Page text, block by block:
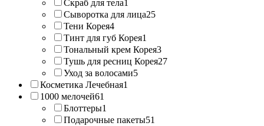
Скраб для тела1
Сыворотка для лица25
Тени Корея4
Тинт для губ Корея1
Тональный крем Корея3
Тушь для ресниц Корея27
Уход за волосами5
Косметика Лечебная1
1000 мелочей61
Блоттеры1
Подарочные пакеты51